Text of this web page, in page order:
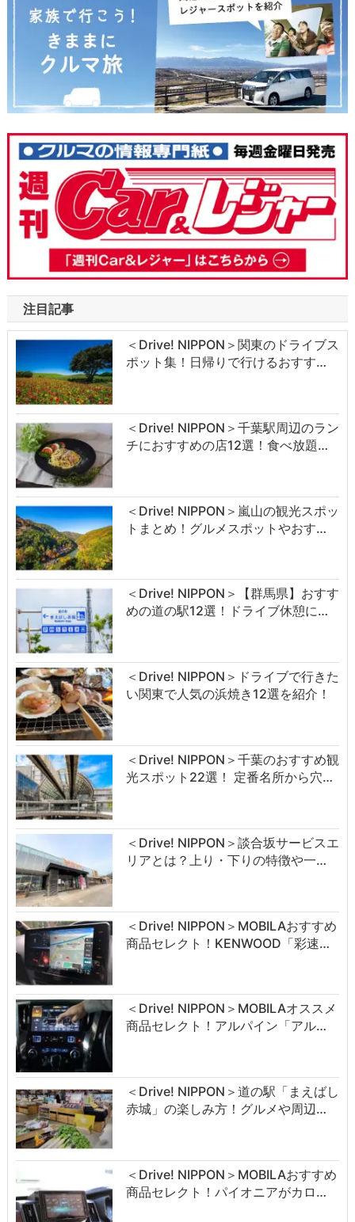
注目記事
＜Drive! NIPPON＞関東のドライブス
ポット集！日帰りで行けるおすす…
＜Drive! NIPPON＞千葉駅周辺のラン
チにおすすめの店12選！食べ放題…
＜Drive! NIPPON＞嵐山の観光スポッ
トまとめ！グルメスポットやおす…
＜Drive! NIPPON＞【群馬県】おすす
めの道の駅12選！ドライブ休憩に…
＜Drive! NIPPON＞ドライブで行きた
い関東で人気の浜焼き12選を紹介！
＜Drive! NIPPON＞千葉のおすすめ観
光スポット22選！ 定番名所から穴…
＜Drive! NIPPON＞談合坂サービスエ
リアとは？上り・下りの特徴や一…
＜Drive! NIPPON＞MOBILAおすすめ
商品セレクト！KENWOOD「彩速…
＜Drive! NIPPON＞MOBILAオススメ
商品セレクト！アルパイン「アル…
＜Drive! NIPPON＞道の駅「まえばし
赤城」の楽しみ方！グルメや周辺…
＜Drive! NIPPON＞MOBILAおすすめ
商品セレクト！パイオニアがカロ…